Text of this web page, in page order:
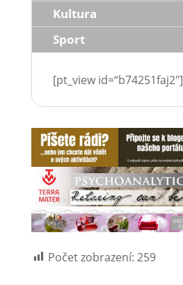
Kultura
Sport
[pt_view id=“b74251faj2″]
Počet zobrazení: 259